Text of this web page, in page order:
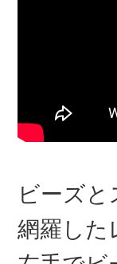
ビーズ
網羅した